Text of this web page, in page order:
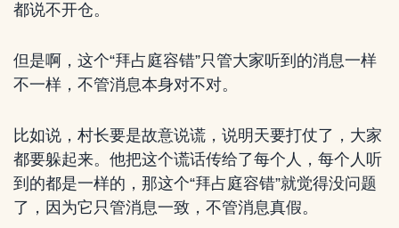
都说不开仓。
但是啊，这个“拜占庭容错”只管大家听到的消息一样
不一样，不管消息本身对不对。
比如说，村长要是故意说谎，说明天要打仗了，大家
都要躲起来。他把这个谎话传给了每个人，每个人听
到的都是一样的，那这个“拜占庭容错”就觉得没问题
了，因为它只管消息一致，不管消息真假。